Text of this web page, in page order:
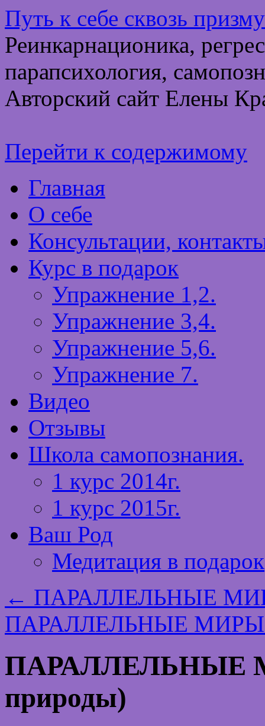
Путь к себе сквозь
Реинкарнационика,
парапсихология,
Авторский сайт Елены
Перейти к содержимому
Главная
О себе
Консультации,
Курс в подарок
Упражнение 1,2.
Упражнение 3,4.
Упражнение 5,6.
Упражнение 7.
Видео
Отзывы
Школа самопознания.
1 курс 2014г.
1 курс 2015г.
Ваш Род
Медитация в подарок
← ПАРАЛЛЕЛЬНЫЕ
ПАРАЛЛЕЛЬНЫЕ МИРЫ
ПАРАЛЛЕЛЬНЫЕ
природы)